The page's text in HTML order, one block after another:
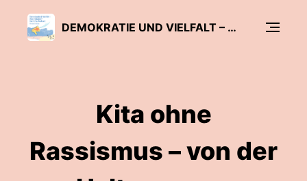
DEMOKRATIE UND VIELFALT – ALLE INKLUSIVE? DER KITA-PODCAST
Kita ohne
Rassismus – von der